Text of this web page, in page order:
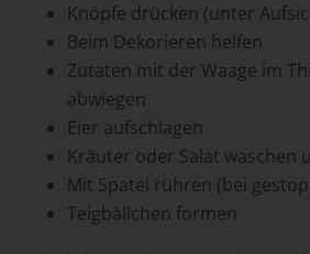
Knöpfe drücken (unter
Beim Dekorieren helfen
Zutaten mit der Waage im
abwiegen
Eier aufschlagen
Kräuter oder Salat waschen
Mit Spatel rühren (bei
Teigbällchen formen